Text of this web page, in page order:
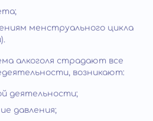
менструального цикла
алкоголя страдают все
возникают:
деятельности;
давления;